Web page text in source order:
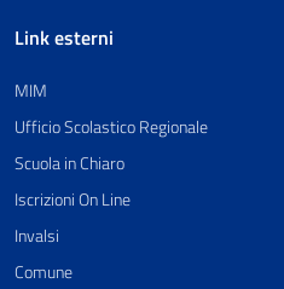
Link esterni
MIM
Ufficio Scolastico Regionale
Scuola in Chiaro
Iscrizioni On Line
Invalsi
Comune